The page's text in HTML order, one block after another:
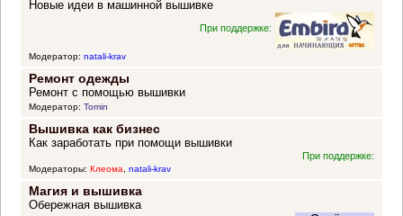
Новые идеи в машинной вышивке
При поддержке:
Модератор: natali-krav
Ремонт одежды
Ремонт с помощью вышивки
Модератор: Tomin
Вышивка как бизнес
Как заработать при помощи вышивки
При поддержке:
Модераторы: Клеома, natali-krav
Магия и вышивка
Обережная вышивка